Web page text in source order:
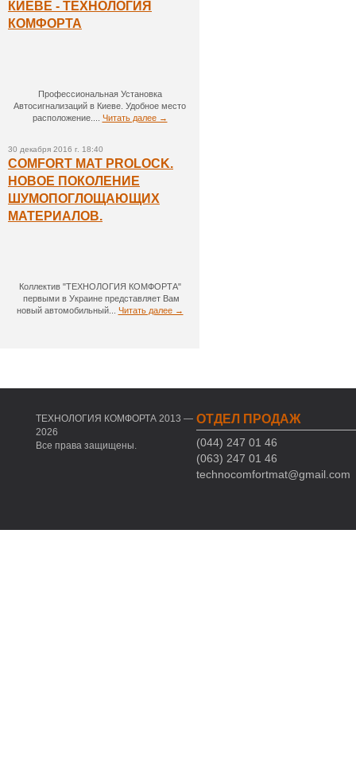
КИЕВЕ - ТЕХНОЛОГИЯ
КОМФОРТА
Профессиональная Установка
Автосигнализаций в Киеве. Удобное место
расположение.... Читать далее →
30 декабря 2016 г. 18:40
COMFORT MAT PROLOCK.
НОВОЕ ПОКОЛЕНИЕ
ШУМОПОГЛОЩАЮЩИХ
МАТЕРИАЛОВ.
Коллектив "ТЕХНОЛОГИЯ КОМФОРТА"
первыми в Украине представляет Вам
новый автомобильный... Читать далее →
ТЕХНОЛОГИЯ КОМФОРТА 2013 —
2026
Все права защищены.
ОТДЕЛ ПРОДАЖ
(044) 247 01 46
(063) 247 01 46
technocomfortmat@gmail.com